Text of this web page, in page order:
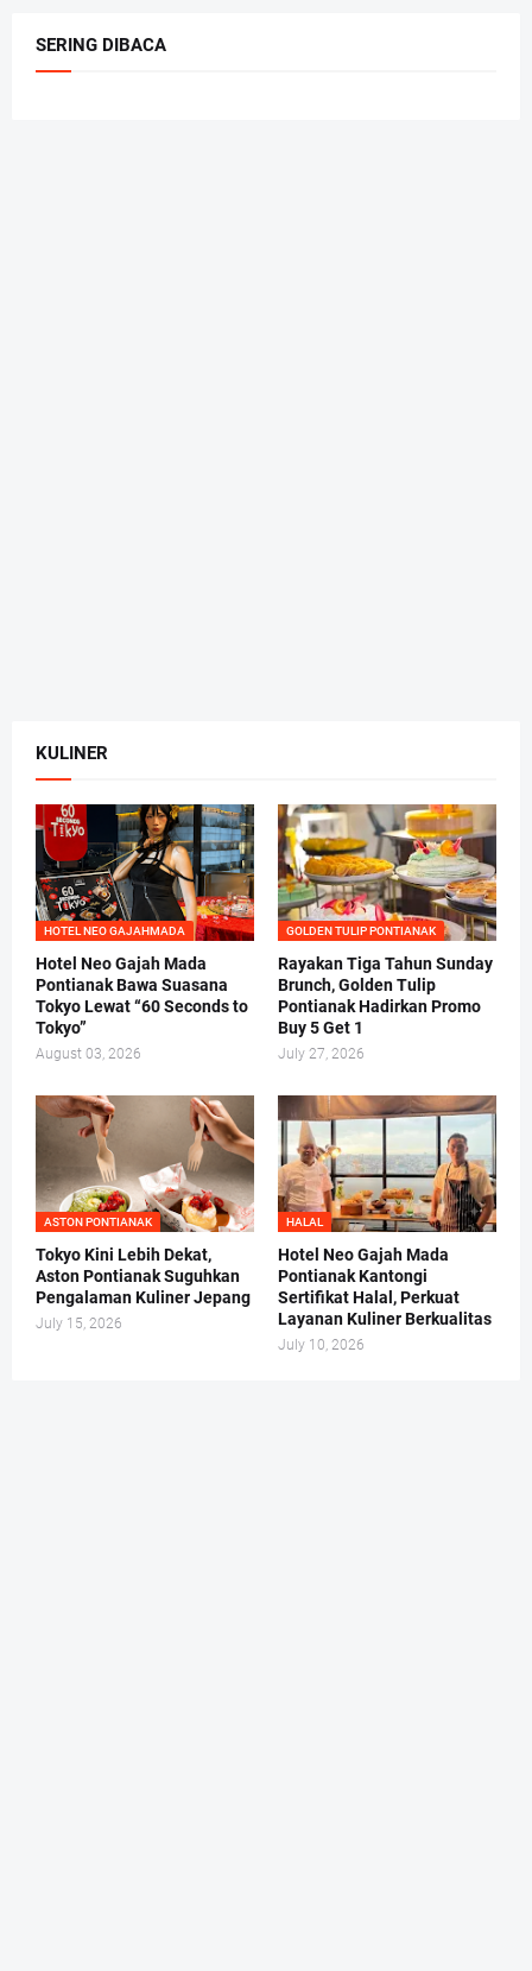
SERING DIBACA
KULINER
HOTEL NEO GAJAHMADA
Hotel Neo Gajah Mada
Pontianak Bawa Suasana
Tokyo Lewat “60 Seconds to
Tokyo”
August 03, 2026
GOLDEN TULIP PONTIANAK
Rayakan Tiga Tahun Sunday
Brunch, Golden Tulip
Pontianak Hadirkan Promo
Buy 5 Get 1
July 27, 2026
ASTON PONTIANAK
Tokyo Kini Lebih Dekat,
Aston Pontianak Suguhkan
Pengalaman Kuliner Jepang
July 15, 2026
HALAL
Hotel Neo Gajah Mada
Pontianak Kantongi
Sertifikat Halal, Perkuat
Layanan Kuliner Berkualitas
July 10, 2026